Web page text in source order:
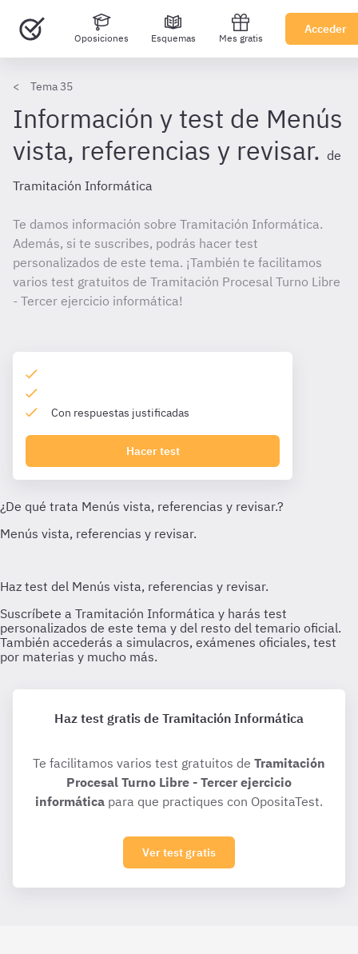
Oposiciones Esquemas Mes gratis
Acceder
Tema 35
Información y test de Menús
vista, referencias y revisar. de
Tramitación Informática
Te damos información sobre Tramitación Informática.
Además, si te suscribes, podrás hacer test
personalizados de este tema. ¡También te facilitamos
varios test gratuitos de Tramitación Procesal Turno Libre
- Tercer ejercicio informática!
Con respuestas justificadas
Hacer test
Haz test gratis de Tramitación Informática
Te facilitamos varios test gratuitos de Tramitación
Procesal Turno Libre - Tercer ejercicio
informática para que practiques con OpositaTest.
Ver test gratis